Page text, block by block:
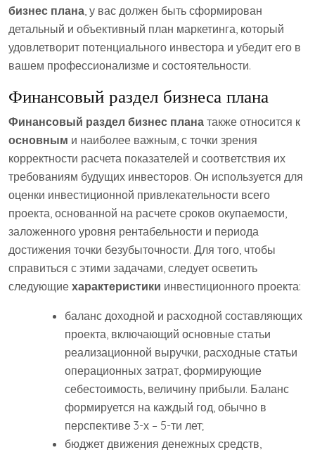
бизнес плана , у вас должен быть сформирован
детальный и объективный план маркетинга, который
удовлетворит потенциального инвестора и убедит его в
вашем профессионализме и состоятельности.
Финансовый раздел бизнеса плана
Финансовый раздел бизнес плана также относится к
основным и наиболее важным, с точки зрения
корректности расчета показателей и соответствия их
требованиям будущих инвесторов. Он используется для
оценки инвестиционной привлекательности всего
проекта, основанной на расчете сроков окупаемости,
заложенного уровня рентабельности и периода
достижения точки безубыточности. Для того, чтобы
справиться с этими задачами, следует осветить
следующие характеристики инвестиционного проекта:
баланс доходной и расходной составляющих
проекта, включающий основные статьи
реализационной выручки, расходные статьи
операционных затрат, формирующие
себестоимость, величину прибыли. Баланс
формируется на каждый год, обычно в
перспективе 3-х – 5-ти лет;
бюджет движения денежных средств,